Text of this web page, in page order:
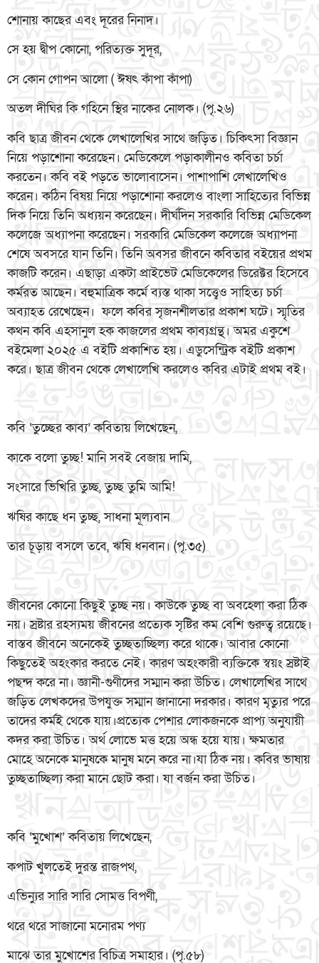
শোনায় কাছের এবং দূরের নিনাদ।
সে হয় দ্বীপ কোনো, পরিত্যক্ত সুদূর,
সে কোন গোপন আলো ( ঈষৎ কাঁপা কাঁপা)
অতল দীঘির কি গহিনে স্থির নাকের নোলক। (পৃ.২৬)
কবি ছাত্র জীবন থেকে লেখালেখির সাথে জড়িত। চিকিৎসা বিজ্ঞান
নিয়ে পড়াশোনা করেছেন। মেডিকেলে পড়াকালীনও কবিতা চর্চা
করতেন। কবি বই পড়তে ভালোবাসেন। পাশাপাশি লেখালেখিও
করেন। কঠিন বিষয় নিয়ে পড়াশোনা করলেও বাংলা সাহিত্যের বিভিন্ন
দিক নিয়ে তিনি অধ্যয়ন করেছেন। দীর্ঘদিন সরকারি বিভিন্ন মেডিকেল
কলেজে অধ্যাপনা করেছেন। সরকারি মেডিকেল কলেজে অধ্যাপনা
শেষে অবসরে যান তিনি। তিনি অবসর জীবনে কবিতার বইয়ের প্রথম
কাজটি করেন। এছাড়া একটা প্রাইভেট মেডিকেলের ডিরেক্টর হিসেবে
কর্মরত আছেন। বহুমাত্রিক কর্মে ব্যস্ত থাকা সত্ত্বেও সাহিত্য চর্চা
অব্যাহত রেখেছেন। ফলে কবির সৃজনশীলতার প্রকাশ ঘটে। স্মৃতির
কথন কবি এহসানুল হক কাজলের প্রথম কাব্যগ্রন্থ। অমর একুশে
বইমেলা ২০২৫ এ বইটি প্রকাশিত হয়। এডুসেন্ট্রিক বইটি প্রকাশ
করে। ছাত্র জীবন থেকে লেখালেখি করলেও কবির এটাই প্রথম বই।
কবি ‘তুচ্ছের কাব্য’ কবিতায় লিখেছেন,
কাকে বলো তুচ্ছ! মানি সবই বেজায় দামি,
সংসারে ভিখিরি তুচ্ছ, তুচ্ছ তুমি আমি!
ঋষির কাছে ধন তুচ্ছ, সাধনা মূল্যবান
তার চূড়ায় বসলে তবে, ঋষি ধনবান। (পৃ.৩৫)
জীবনের কোনো কিছুই তুচ্ছ নয়। কাউকে তুচ্ছ বা অবহেলা করা ঠিক
নয়। স্রষ্টার রহস্যময় জীবনের প্রত্যেক সৃষ্টির কম বেশি গুরুত্ব রয়েছে।
বাস্তব জীবনে অনেকেই তুচ্ছতাচ্ছিল্য করে থাকে। আবার কোনো
কিছুতেই অহংকার করতে নেই। কারণ অহংকারী ব্যক্তিকে স্বয়ং স্রষ্টাই
পছন্দ করে না। জ্ঞানী-গুণীদের সম্মান করা উচিত। লেখালেখির সাথে
জড়িত লেখকদের উপযুক্ত সম্মান জানানো দরকার। কারণ মৃত্যুর পরে
তাদের কর্মই থেকে যায়।প্রত্যেক পেশার লোকজনকে প্রাপ্য অনুযায়ী
কদর করা উচিত। অর্থ লোভে মত্ত হয়ে অন্ধ হয়ে যায়। ক্ষমতার
মোহে অনেকে মানুষকে মানুষ মনে করে না।যা ঠিক নয়। কবির ভাষায়
তুচ্ছতাচ্ছিল্য করা মানে ছোট করা। যা বর্জন করা উচিত।
কবি ‘মুখোশ’ কবিতায় লিখেছেন,
কপাট খুলতেই দুরন্ত রাজপথ,
এভিন্যুর সারি সারি সোমত্ত বিপণী,
থরে থরে সাজানো মনোরম পণ্য
মাঝে তার মুখোশের বিচিত্র সমাহার। (পৃ.৫৮)